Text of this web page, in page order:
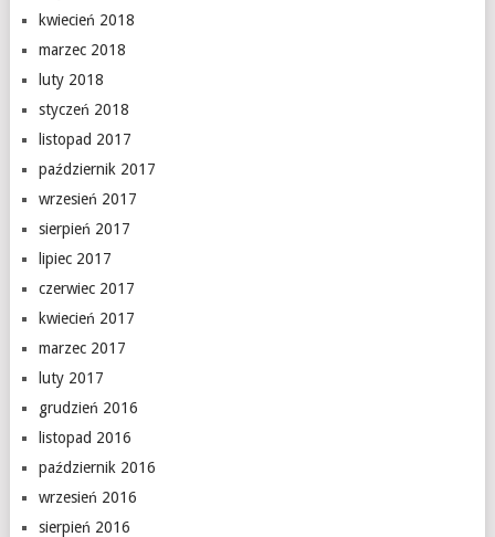
kwiecień 2018
marzec 2018
luty 2018
styczeń 2018
listopad 2017
październik 2017
wrzesień 2017
sierpień 2017
lipiec 2017
czerwiec 2017
kwiecień 2017
marzec 2017
luty 2017
grudzień 2016
listopad 2016
październik 2016
wrzesień 2016
sierpień 2016